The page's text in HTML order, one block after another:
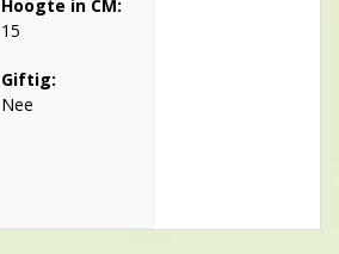
Hoogte in CM:
15
Giftig:
Nee